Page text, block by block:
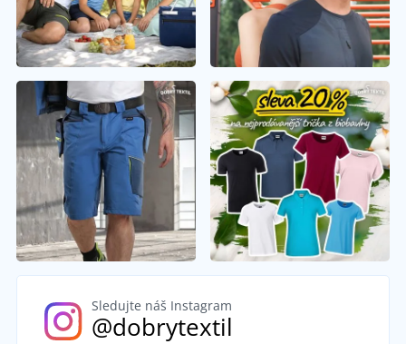
Sledujte náš Instagram
@dobrytextil